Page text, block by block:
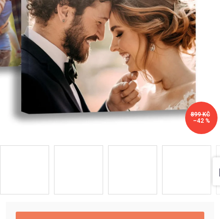
Domácnost
Kolekce
Oblečení
899 KČ
–42 %